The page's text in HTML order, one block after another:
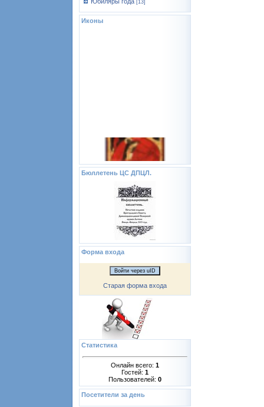
[13]
Иконы
Бюллетень ЦС ДПЦЛ.
Форма входа
Войти через uID
Старая форма входа
Статистика
Онлайн всего: 1
Гостей: 1
Пользователей: 0
Посетители за день